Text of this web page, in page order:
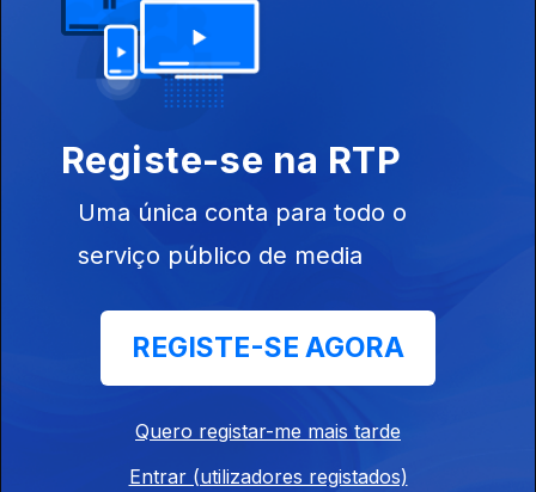
28 fev. 2025
Registe-se na RTP
Uma única conta para todo o
serviço público de media
REGISTE-SE AGORA
Quero registar-me mais tarde
Entrar (utilizadores registados)